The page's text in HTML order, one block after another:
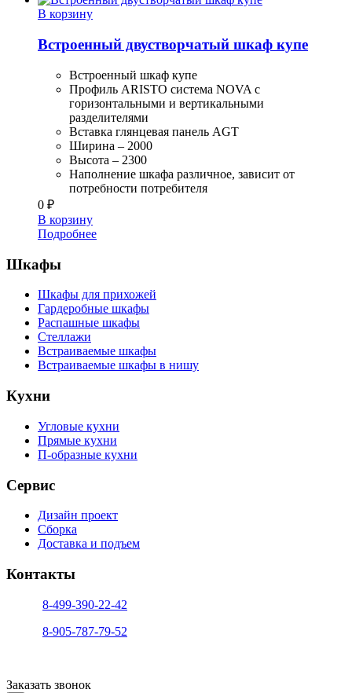
В корзину
Встроенный двустворчатый шкаф купе
Встроенный шкаф купе
Профиль ARISTO система NOVA с
горизонтальными и вертикальными
разделителями
Вставка глянцевая панель AGT
Ширина – 2000
Высота – 2300
Наполнение шкафа различное, зависит от
потребности потребителя
0 ₽
В корзину
Подробнее
Шкафы
Шкафы для прихожей
Гардеробные шкафы
Распашные шкафы
Стеллажи
Встраиваемые шкафы
Встраиваемые шкафы в нишу
Кухни
Угловые кухни
Прямые кухни
П-образные кухни
Сервис
Дизайн проект
Сборка
Доставка и подъем
Контакты
8-499-390-22-42
8-905-787-79-52
Заказать звонок